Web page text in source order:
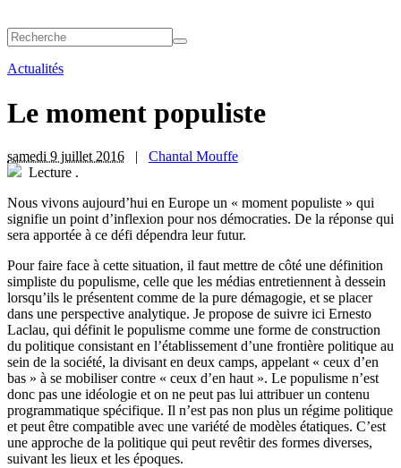
Actualités
Le moment populiste
samedi 9 juillet 2016 | Chantal Mouffe
Lecture .
Nous vivons aujourd’hui en Europe un « moment populiste » qui
signifie un point d’inflexion pour nos démocraties. De la réponse qui
sera apportée à ce défi dépendra leur futur.
Pour faire face à cette situation, il faut mettre de côté une définition
simpliste du populisme, celle que les médias entretiennent à dessein
lorsqu’ils le présentent comme de la pure démagogie, et se placer
dans une perspective analytique. Je propose de suivre ici Ernesto
Laclau, qui définit le populisme comme une forme de construction
du politique consistant en l’établissement d’une frontière politique au
sein de la société, la divisant en deux camps, appelant « ceux d’en
bas » à se mobiliser contre « ceux d’en haut ». Le populisme n’est
donc pas une idéologie et on ne peut pas lui attribuer un contenu
programmatique spécifique. Il n’est pas non plus un régime politique
et peut être compatible avec une variété de modèles étatiques. C’est
une approche de la politique qui peut revêtir des formes diverses,
suivant les lieux et les époques.